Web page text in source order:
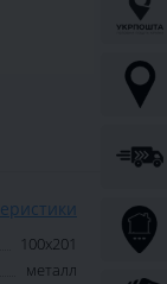
100х201
металл